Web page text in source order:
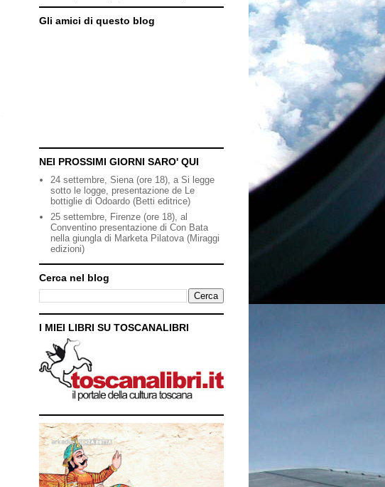
Gli amici di questo blog
NEI PROSSIMI GIORNI SARO' QUI
24 settembre, Siena (ore 18), a Si legge
sotto le logge, presentazione de Le
bottiglie di Odoardo (Betti editrice)
25 settembre, Firenze (ore 18), al
Conventino presentazione di Con Bata
nella giungla di Marketa Pilatova (Miraggi
edizioni)
Cerca nel blog
I MIEI LIBRI SU TOSCANALIBRI